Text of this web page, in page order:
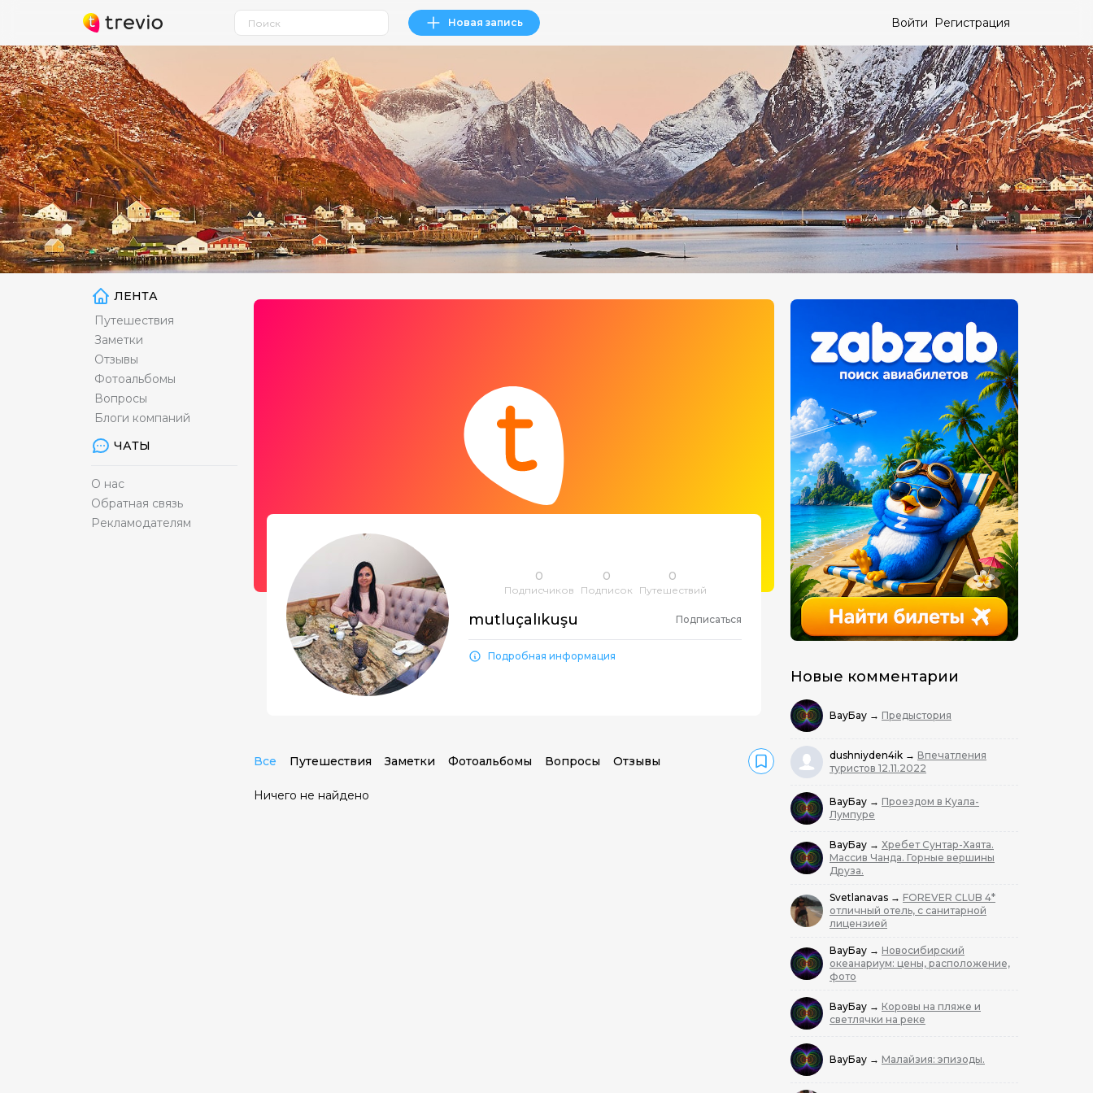
Новая запись Войти Регистрация
ЛЕНТА
Путешествия
Заметки
Отзывы
Фотоальбомы
Вопросы
Блоги компаний
ЧАТЫ
О нас
Обратная связь
Рекламодателям
Новые комментарии
ВауБау → Предыстория
dushniyden4ik → Впечатления
туристов 12.11.2022
ВауБау → Проездом в Куала-
Лумпуре
ВауБау → Хребет Сунтар-Хаята.
Массив Чанда. Горные вершины
Друза.
Svetlanavas → FOREVER CLUB 4*
отличный отель, с санитарной
лицензией
ВауБау → Новосибирский
океанариум: цены, расположение,
фото
ВауБау → Коровы на пляже и
светлячки на реке
ВауБау → Малайзия: эпизоды.
0
Подписчиков
0
Подписок
0
Путешествий
mutluçalıkuşu Подписаться
Подробная информация
Все Путешествия Заметки Фотоальбомы Вопросы Отзывы
Ничего не найдено